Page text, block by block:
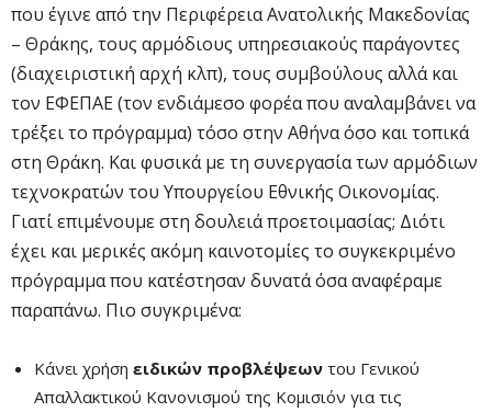
που έγινε από την Περιφέρεια Ανατολικής Μακεδονίας
– Θράκης, τους αρμόδιους υπηρεσιακούς παράγοντες
(διαχειριστική αρχή κλπ), τους συμβούλους αλλά και
τον ΕΦΕΠΑΕ (τον ενδιάμεσο φορέα που αναλαμβάνει να
τρέξει το πρόγραμμα) τόσο στην Αθήνα όσο και τοπικά
στη Θράκη. Και φυσικά με τη συνεργασία των αρμόδιων
τεχνοκρατών του Υπουργείου Εθνικής Οικονομίας.
Γιατί επιμένουμε στη δουλειά προετοιμασίας; Διότι
έχει και μερικές ακόμη καινοτομίες το συγκεκριμένο
πρόγραμμα που κατέστησαν δυνατά όσα αναφέραμε
παραπάνω. Πιο συγκριμένα:
Κάνει χρήση ειδικών προβλέψεων του Γενικού
Απαλλακτικού Κανονισμού της Κομισιόν για τις